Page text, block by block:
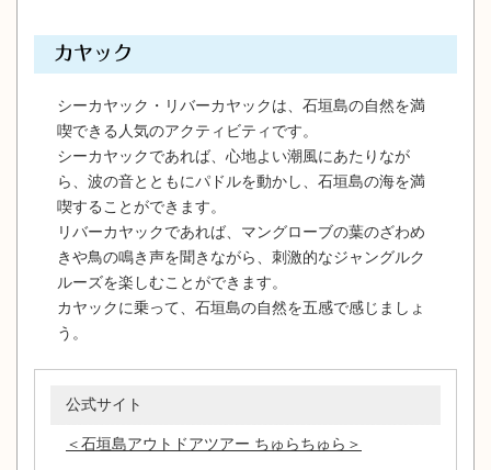
カヤック
シーカヤック・リバーカヤックは、石垣島の自然を満
喫できる人気のアクティビティです。
シーカヤックであれば、心地よい潮風にあたりなが
ら、波の音とともにパドルを動かし、石垣島の海を満
喫することができます。
リバーカヤックであれば、マングローブの葉のざわめ
きや鳥の鳴き声を聞きながら、刺激的なジャングルク
ルーズを楽しむことができます。
カヤックに乗って、石垣島の自然を五感で感じましょ
う。
公式サイト
＜石垣島アウトドアツアー ちゅらちゅら＞